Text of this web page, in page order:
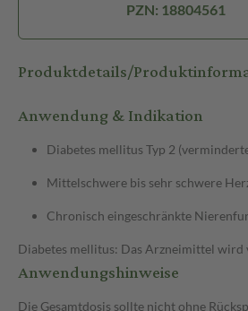
PZN: 18804561
Produktdetails/
Anwendung & Indikation
Diabetes mellitus Typ 2
Mittelschwere bis sehr schwere
Chronisch eingeschränkte
Diabetes mellitus: Das Arzneimittel wird
Anwendungshinweise
Die Gesamtdosis sollte nicht ohne